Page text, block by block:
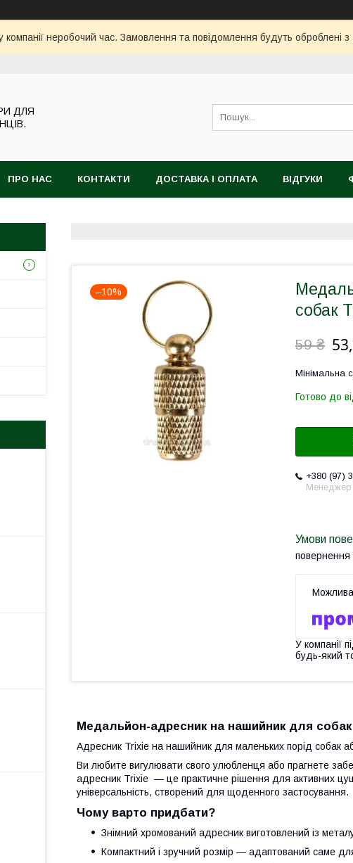
компанії неробочий час. Замовлення та повідомлення будуть оброблені
ДЛЯ
ПРО НАС КОНТАКТИ ДОСТАВКА І ОПЛАТА ВІДГУКИ
–10%
собак
59 ₴
Мінімальна
Готово до
+380 (97)
Менеджер
повернення
У компанії
будь-який
Медальйон-адресник на нашийник для
Адресник Trixie на нашийник для маленьких порід собак
Ви любите вигулювати свого улюбленця або прагнете
адресник Trixie — це практичне рішення для активних
універсальність, створений для щоденного застосування.
Чому варто придбати?
Знімний хромований адресник виготовлений із
Компактний і зручний розмір — адаптований саме